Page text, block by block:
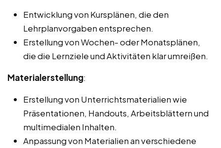
Entwicklung von Kursplänen, die den
Lehrplanvorgaben entsprechen.
Erstellung von Wochen- oder Monatsplänen,
die die Lernziele und Aktivitäten klar umreißen.
Materialerstellung:
Erstellung von Unterrichtsmaterialien wie
Präsentationen, Handouts, Arbeitsblättern und
multimedialen Inhalten.
Anpassung von Materialien an verschiedene